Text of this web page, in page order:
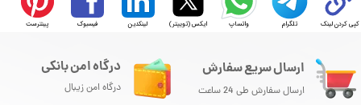
کپی کردن لینک تلگرام واتساپ ایکس (توییتر) لینکدین فیسبوک پینترست
ارسال سریع سفارش
ارسال سفارش طی 24 ساعت
درگاه امن بانکی
درگاه امن زیبال